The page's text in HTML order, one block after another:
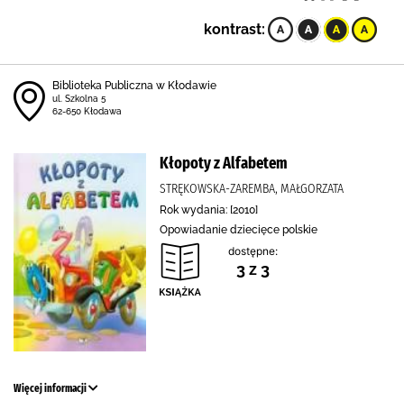
kontrast:
Biblioteka Publiczna w Kłodawie
ul. Szkolna 5
62-650 Kłodawa
Kłopoty z Alfabetem
STRĘKOWSKA-ZAREMBA, MAŁGORZATA
Rok wydania: [2010]
Opowiadanie dziecięce polskie
dostępne:
3 z 3
Więcej informacji